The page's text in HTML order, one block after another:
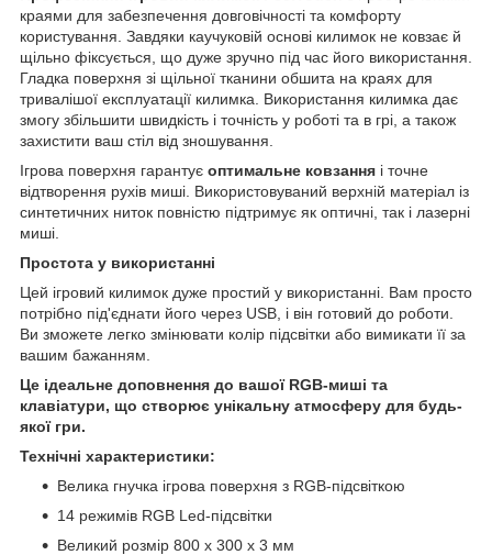
краями для забезпечення довговічності та комфорту
користування. Завдяки каучуковій основі килимок не ковзає й
щільно фіксується, що дуже зручно під час його використання.
Гладка поверхня зі щільної тканини обшита на краях для
тривалішої експлуатації килимка. Використання килимка дає
змогу збільшити швидкість і точність у роботі та в грі, а також
захистити ваш стіл від зношування.
Ігрова поверхня гарантує оптимальне ковзання і точне
відтворення рухів миші. Використовуваний верхній матеріал із
синтетичних ниток повністю підтримує як оптичні, так і лазерні
миші.
Простота у використанні
Цей ігровий килимок дуже простий у використанні. Вам просто
потрібно під'єднати його через USB, і він готовий до роботи.
Ви зможете легко змінювати колір підсвітки або вимикати її за
вашим бажанням.
Це ідеальне доповнення до вашої RGB-миші та
клавіатури, що створює унікальну атмосферу для будь-
якої гри.
Технічні характеристики:
Велика гнучка ігрова поверхня з RGB-підсвіткою
14 режимів RGB Led-підсвітки
Великий розмір 800 x 300 x 3 мм